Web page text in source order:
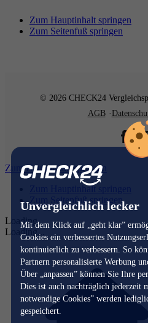
Unvergleichlich lecker
Mit dem Klick auf „geht klar”
Cookies ein verbessertes
kontinuierlich zu verbessern. So
Partnern personalisierte Werbung
Über „anpassen” können Sie Ihre
Dies ist auch nachträglich
notwendige Cookies” werden
gespeichert.
Zum Hauptinhalt springen
Zum Seitenfuß springen
© 2026 CHECK24
AGB
Zum Hauptinhalt springen
Zum Hauptinhalt springen
Zum Seitenfuß springen
Loading...
Loading...